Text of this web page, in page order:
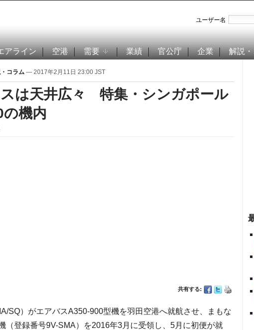
ユーザー名
アライン 空港 需要 業績 官公庁 企業 解説
コラム — 2017年2月11日 23:00 JST
は天井広々 特集・シンガポール
機内
共有する:
SQ）がエアバスA350-900型機を羽田空港へ就航させ、まもな
（登録番号9V-SMA）を2016年3月に受領し、5月に初便が就